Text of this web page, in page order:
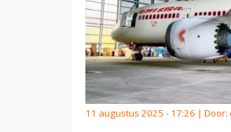
11 augustus 2025 - 17:26 | Door: